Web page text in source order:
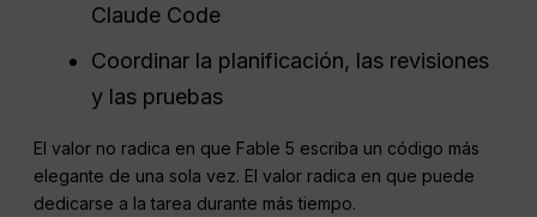
Claude Code
Coordinar la planificación, las revisiones
y las pruebas
El valor no radica en que Fable 5 escriba un código más
elegante de una sola vez. El valor radica en que puede
dedicarse a la tarea durante más tiempo.